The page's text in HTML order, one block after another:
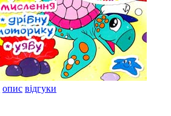
опис відгуки